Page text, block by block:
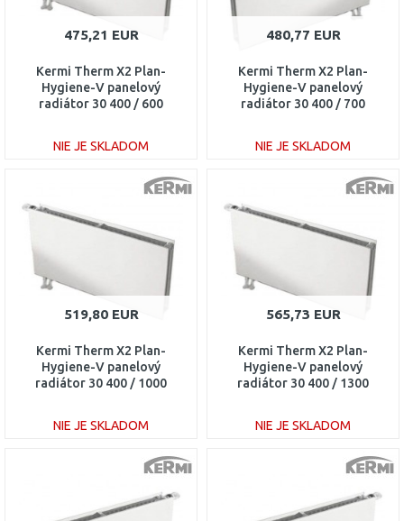
475,21 EUR
Kermi Therm X2 Plan-
Hygiene-V panelový
radiátor 30 400 / 600
NIE JE SKLADOM
DO KOŠÍKA
Porovnať
480,77 EUR
Kermi Therm X2 Plan-
Hygiene-V panelový
radiátor 30 400 / 700
NIE JE SKLADOM
DO KOŠÍKA
Porovnať
519,80 EUR
Kermi Therm X2 Plan-
Hygiene-V panelový
radiátor 30 400 / 1000
NIE JE SKLADOM
DO KOŠÍKA
565,73 EUR
Kermi Therm X2 Plan-
Hygiene-V panelový
radiátor 30 400 / 1300
NIE JE SKLADOM
DO KOŠÍKA